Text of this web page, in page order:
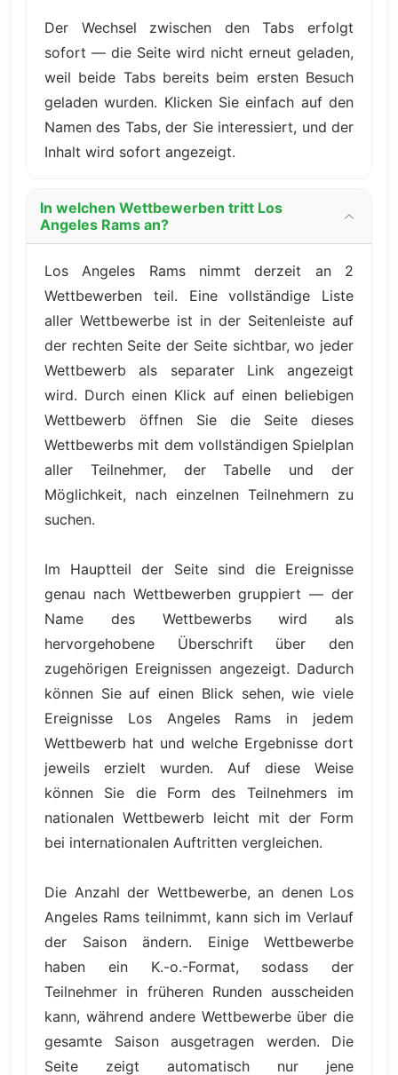
Der Wechsel zwischen den Tabs erfolgt
sofort — die Seite wird nicht erneut geladen,
weil beide Tabs bereits beim ersten Besuch
geladen wurden. Klicken Sie einfach auf den
Namen des Tabs, der Sie interessiert, und der
Inhalt wird sofort angezeigt.
In welchen Wettbewerben tritt Los
Angeles Rams an?
Los Angeles Rams nimmt derzeit an 2
Wettbewerben teil. Eine vollständige Liste
aller Wettbewerbe ist in der Seitenleiste auf
der rechten Seite der Seite sichtbar, wo jeder
Wettbewerb als separater Link angezeigt
wird. Durch einen Klick auf einen beliebigen
Wettbewerb öffnen Sie die Seite dieses
Wettbewerbs mit dem vollständigen Spielplan
aller Teilnehmer, der Tabelle und der
Möglichkeit, nach einzelnen Teilnehmern zu
suchen.
Im Hauptteil der Seite sind die Ereignisse
genau nach Wettbewerben gruppiert — der
Name des Wettbewerbs wird als
hervorgehobene Überschrift über den
zugehörigen Ereignissen angezeigt. Dadurch
können Sie auf einen Blick sehen, wie viele
Ereignisse Los Angeles Rams in jedem
Wettbewerb hat und welche Ergebnisse dort
jeweils erzielt wurden. Auf diese Weise
können Sie die Form des Teilnehmers im
nationalen Wettbewerb leicht mit der Form
bei internationalen Auftritten vergleichen.
Die Anzahl der Wettbewerbe, an denen Los
Angeles Rams teilnimmt, kann sich im Verlauf
der Saison ändern. Einige Wettbewerbe
haben ein K.-o.-Format, sodass der
Teilnehmer in früheren Runden ausscheiden
kann, während andere Wettbewerbe über die
gesamte Saison ausgetragen werden. Die
Seite zeigt automatisch nur jene